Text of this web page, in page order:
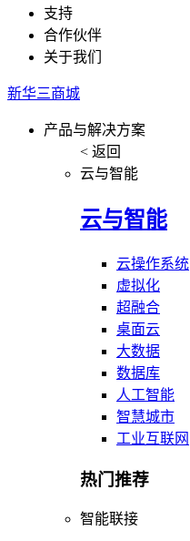
支持
合作伙伴
关于我们
新华三商城
产品与解决方案
< 返回
云与智能
云与智能
云操作系统
虚拟化
超融合
桌面云
大数据
数据库
人工智能
智慧城市
工业互联网
热门推荐
智能联接